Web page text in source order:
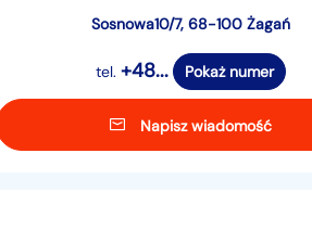
Sosnowa10/7, 68-100 Żagań
tel. +48... Pokaż numer
Napisz wiadomość